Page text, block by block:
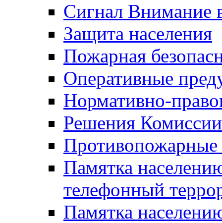
Сигнал Внимание
Защита населения
Пожарная
Оперативные
Нормативно-
Решения
Противопожарные
Памятка
телефонный
Памятка